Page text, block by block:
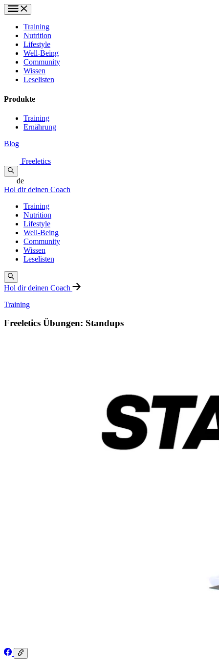
Training
Nutrition
Lifestyle
Well-Being
Community
Wissen
Leselisten
Produkte
Training
Ernährung
Blog
Freeletics
de
Hol dir deinen Coach
Training
Nutrition
Lifestyle
Well-Being
Community
Wissen
Leselisten
Hol dir deinen Coach
Training
Freeletics Übungen: Standups